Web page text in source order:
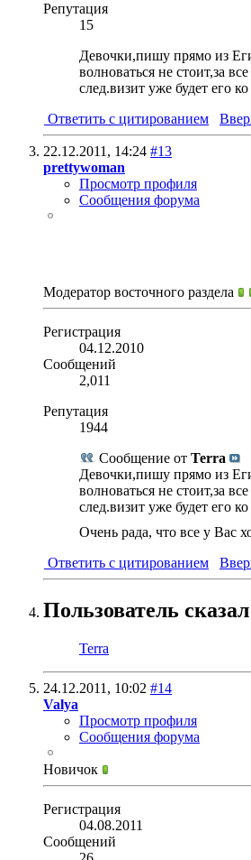
Репутация
15
Девочки,пишу прямо из
волноваться не стоит,за
след.визит уже будет его
Ответить с цитированием
22.12.2011, 14:24 #13
prettywoman
Просмотр профиля
Сообщения форума
Модератор восточного раздела
Регистрация
04.12.2010
Сообщений
2,011
Репутация
1944
Сообщение от Terra
Девочки,пишу прямо из
волноваться не стоит,за
след.визит уже будет его
Очень рада, что все у Вас
Ответить с цитированием
Пользователь
Terra
24.12.2011, 10:02 #14
Valya
Просмотр профиля
Сообщения форума
Новичок
Регистрация
04.08.2011
Сообщений